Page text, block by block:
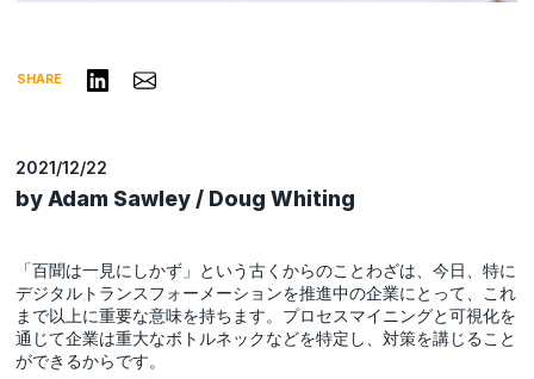
SHARE リンクトインで共有する
Share via Email
2021/12/22
by Adam Sawley / Doug Whiting
「百聞は一見にしかず」という古くからのことわざは、今日、特に
デジタルトランスフォーメーションを推進中の企業にとって、これ
まで以上に重要な意味を持ちます。プロセスマイニングと可視化を
通じて企業は重大なボトルネックなどを特定し、対策を講じること
ができるからです。